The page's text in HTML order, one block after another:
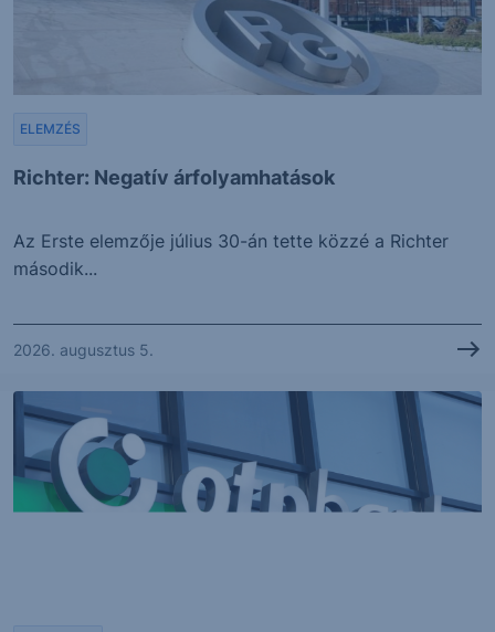
Richter: Negatív árfolyamhatások
ELEMZÉS
Az Erste elemzője július 30-án tette közzé a Richter
második...
2026. augusztus 5.